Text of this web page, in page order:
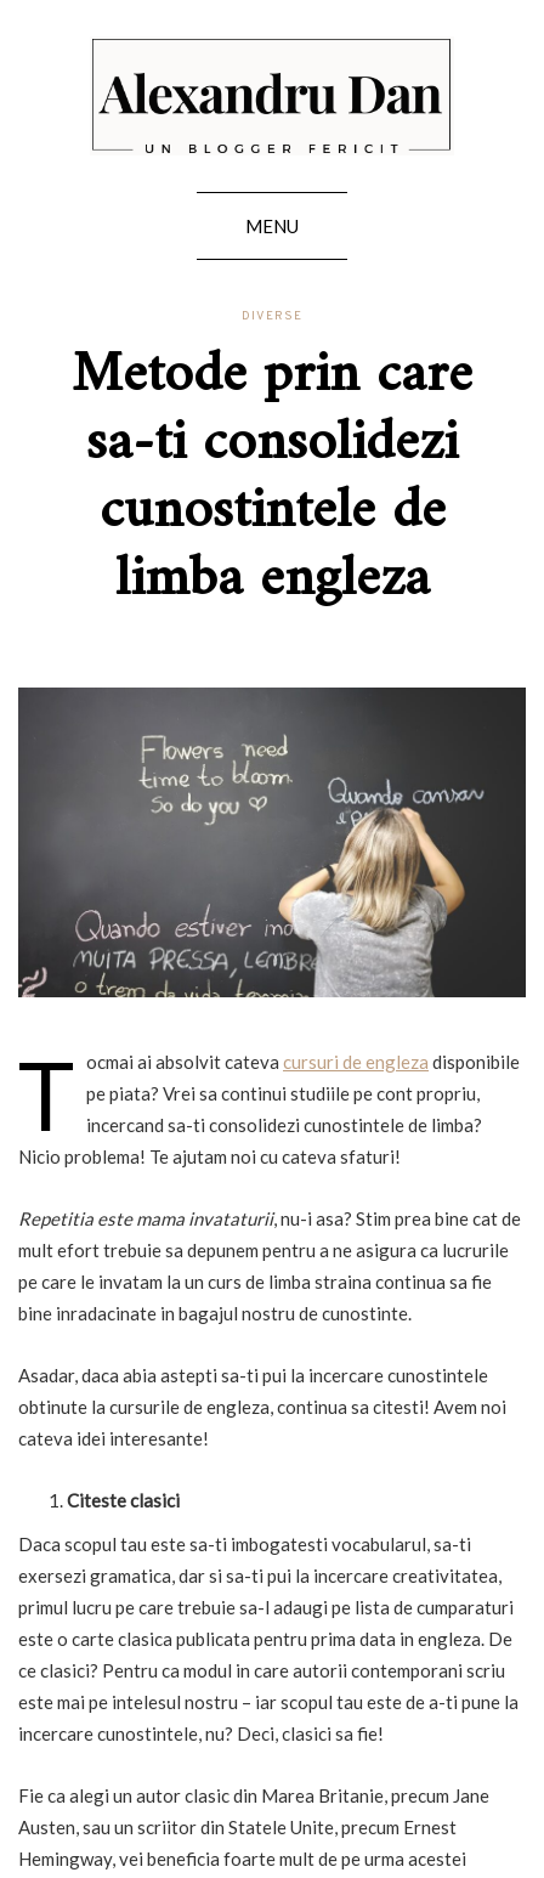
MENU
DIVERSE
Metode prin care
sa-ti consolidezi
cunostintele de
limba engleza
T ocmai ai absolvit cateva cursuri de engleza disponibile
pe piata? Vrei sa continui studiile pe cont propriu,
incercand sa-ti consolidezi cunostintele de limba?
Nicio problema! Te ajutam noi cu cateva sfaturi!
Repetitia este mama invataturii, nu-i asa? Stim prea bine cat de
mult efort trebuie sa depunem pentru a ne asigura ca lucrurile
pe care le invatam la un curs de limba straina continua sa fie
bine inradacinate in bagajul nostru de cunostinte.
Asadar, daca abia astepti sa-ti pui la incercare cunostintele
obtinute la cursurile de engleza, continua sa citesti! Avem noi
cateva idei interesante!
Citeste clasici
Daca scopul tau este sa-ti imbogatesti vocabularul, sa-ti
exersezi gramatica, dar si sa-ti pui la incercare creativitatea,
primul lucru pe care trebuie sa-l adaugi pe lista de cumparaturi
este o carte clasica publicata pentru prima data in engleza. De
ce clasici? Pentru ca modul in care autorii contemporani scriu
este mai pe intelesul nostru – iar scopul tau este de a-ti pune la
incercare cunostintele, nu? Deci, clasici sa fie!
Fie ca alegi un autor clasic din Marea Britanie, precum Jane
Austen, sau un scriitor din Statele Unite, precum Ernest
Hemingway, vei beneficia foarte mult de pe urma acestei